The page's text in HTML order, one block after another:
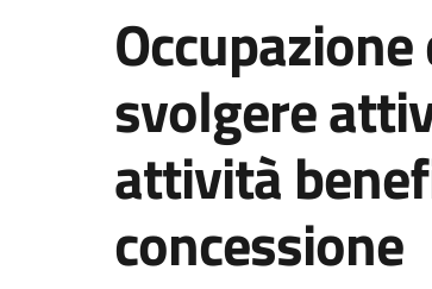
svolgere
attività
concessione